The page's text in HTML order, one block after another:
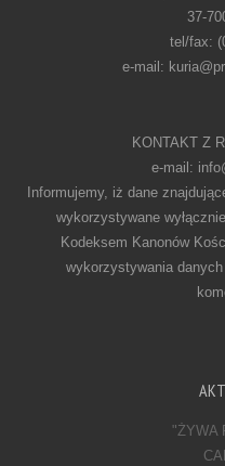
37-
tel/fax:
e-mail:
KONTAKT Z
e-mail:
Informujemy, iż dane
wykorzystywane
Kodeksem Kanonów
wykorzystywania
"ŻYWA